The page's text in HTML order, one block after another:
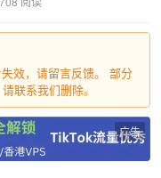
效，请留言反馈。 部分
联系我们删除。
广告